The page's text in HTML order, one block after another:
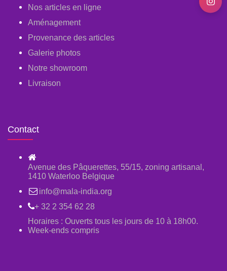
Nos articles en ligne
Aménagement
Provenance des articles
Galerie photos
Notre showroom
Livraison
Contact
Avenue des Pâquerettes, 55/15, zoning artisanal,
1410 Waterloo Belgique
info@mala-india.org
+ 32 2 354 62 28
Horaires : Ouverts tous les jours de 10 à 18h00.
Week-ends compris